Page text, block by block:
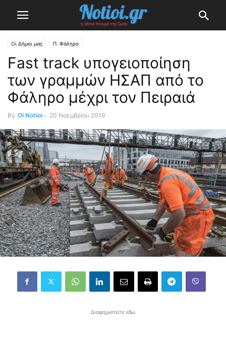
Οι Δήμοι μας Π. Φάληρο
Fast track υπογειοποίηση
των γραμμών ΗΣΑΠ από το
Φάληρο μέχρι τον Πειραιά
By Oi Notioi - 20 Νοεμβρίου 2019
Διαφημιστείτε εδώ